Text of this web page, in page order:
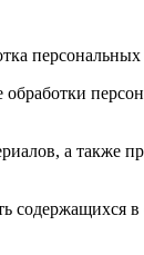
а также